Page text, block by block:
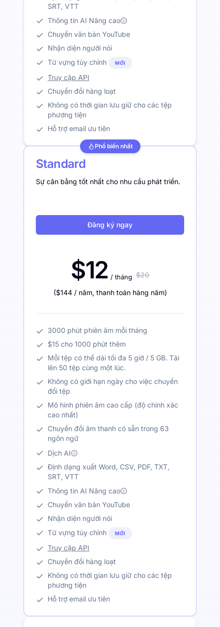
SRT, VTT
Thông tin AI Nâng cao
Chuyển văn bản YouTube
Nhận diện người nói
Từ vựng tùy chỉnh
MỚI
Truy cập API
Chuyển đổi hàng loạt
Không có thời gian lưu giữ cho các tệp
phương tiện
Hỗ trợ email ưu tiên
Phổ biến nhất
Standard
Sự cân bằng tốt nhất cho nhu cầu phát triển.
Đăng ký ngay
$12 / tháng $20
($144 / năm, thanh toán hàng năm)
3000 phút phiên âm mỗi tháng
$15 cho 1000 phút thêm
Mỗi tệp có thể dài tối đa 5 giờ / 5 GB. Tải
lên 50 tệp cùng một lúc.
Không có giới hạn ngày cho việc chuyển
đổi tệp
Mô hình phiên âm cao cấp (độ chính xác
cao nhất)
Chuyển đổi âm thanh có sẵn trong 63
ngôn ngữ
Dịch AI
Định dạng xuất Word, CSV, PDF, TXT,
SRT, VTT
Thông tin AI Nâng cao
Chuyển văn bản YouTube
Nhận diện người nói
Từ vựng tùy chỉnh
MỚI
Truy cập API
Chuyển đổi hàng loạt
Không có thời gian lưu giữ cho các tệp
phương tiện
Hỗ trợ email ưu tiên